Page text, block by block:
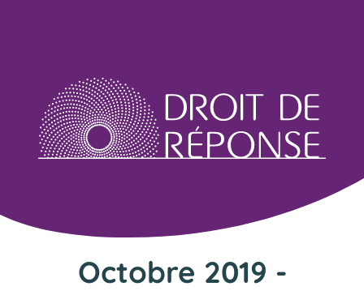
Octobre 2019 -